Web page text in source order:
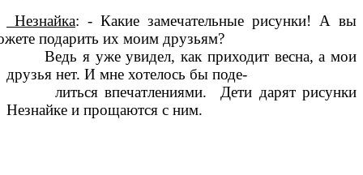
Незнайка: - Какие замечательные рисунки! А вы
подарить их моим друзьям?
Ведь я уже увидел, как приходит весна, а мои
друзья нет. И мне хотелось бы поде-
литься впечатлениями. Дети дарят рисунки
Незнайке и прощаются с ним.